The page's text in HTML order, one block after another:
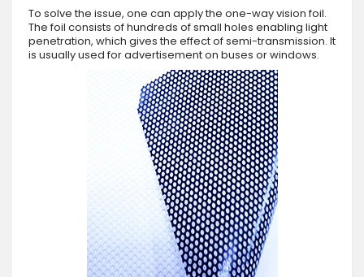
To solve the issue, one can apply the one-way vision foil.
The foil consists of hundreds of small holes enabling light
penetration, which gives the effect of semi-transmission. It
is usually used for advertisement on buses or windows.